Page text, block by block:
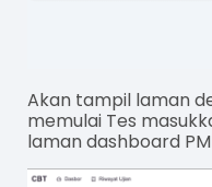
Akan tampil laman
memulai Tes
laman dashboard